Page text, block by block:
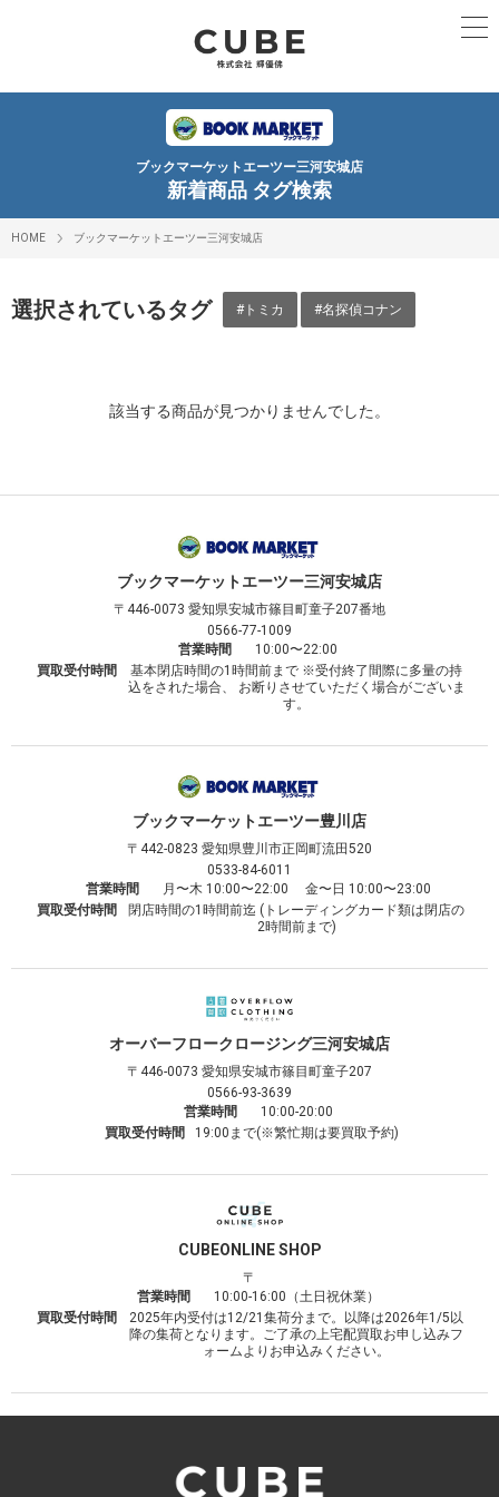
ブックマーケットエーツー三河安城店
新着商品 タグ検索
HOME ブックマーケットエーツー三河安城店
選択されているタグ #トミカ #名探偵コナン
該当する商品が見つかりませんでした。
ブックマーケットエーツー三河安城店
〒446-0073 愛知県安城市篠目町童子207番地
0566-77-1009
営業時間
10:00〜22:00
買取受付時間
基本閉店時間の1時間前まで ※受付終了間際に多量の持
込をされた場合、 お断りさせていただく場合がございま
す。
ブックマーケットエーツー豊川店
〒442-0823 愛知県豊川市正岡町流田520
0533-84-6011
営業時間
月〜木 10:00〜22:00 金〜日 10:00〜23:00
買取受付時間
閉店時間の1時間前迄 (トレーディングカード類は閉店の
2時間前まで)
オーバーフロークロージング三河安城店
〒446-0073 愛知県安城市篠目町童子207
0566-93-3639
営業時間
10:00-20:00
買取受付時間
19:00まで(※繁忙期は要買取予約)
CUBEONLINE SHOP
〒
営業時間
10:00-16:00（土日祝休業）
買取受付時間
2025年内受付は12/21集荷分まで。以降は2026年1/5以
降の集荷となります。ご了承の上宅配買取お申し込みフ
ォームよりお申込みください。